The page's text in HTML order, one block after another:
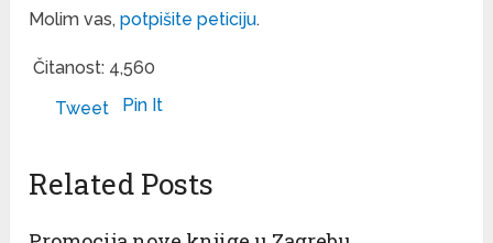
Molim vas,potpišite peticiju.
Čitanost: 4,560
Tweet
Pin It
Related Posts